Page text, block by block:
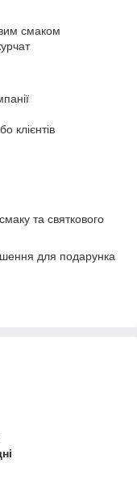
смаком
клієнтів
та святкового
для подарунка